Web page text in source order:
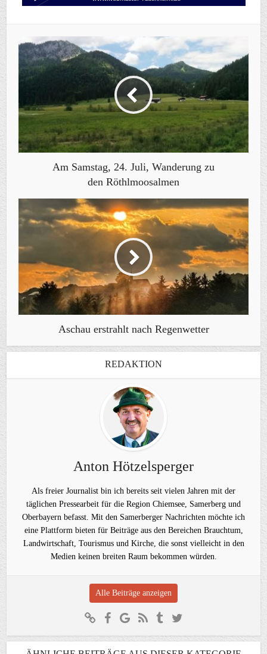
Am Samstag, 24. Juli, Wanderung zu
den Röthlmoosalmen
Aschau erstrahlt nach Regenwetter
REDAKTION
Anton Hötzelsperger
Als freier Journalist bin ich bereits seit vielen Jahren mit der
täglichen Pressearbeit für die Region Chiemsee, Samerberg und
Oberbayern befasst. Mit den Samerberger Nachrichten möchte ich
eine Plattform bieten für Beiträge aus den Bereichen Brauchtum,
Landwirtschaft, Tourismus und Kirche, die sonst vielleicht in den
Medien keinen breiten Raum bekommen würden.
Alle Beiträge anzeigen